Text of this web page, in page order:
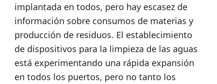
implantada en todos, pero hay escasez de
información sobre consumos de materias y
producción de residuos. El establecimiento
de dispositivos para la limpieza de las aguas
está experimentando una rápida expansión
en todos los puertos, pero no tanto los